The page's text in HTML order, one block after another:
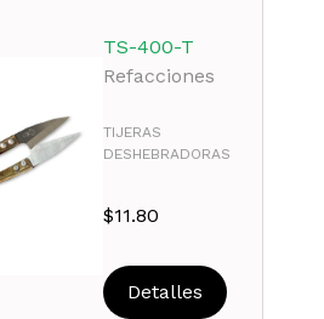
TS-400-T
Refacciones
TIJERAS
DESHEBRADORAS
$11.80
Detalles